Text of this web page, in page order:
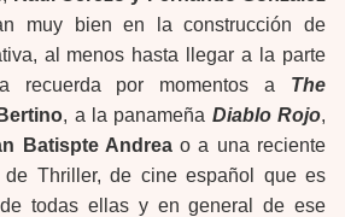
muy bien en la construcción de
al menos hasta llegar a la parte
recuerda por momentos a The
, a la panameña Diablo Rojo,
Batispte Andreao a una reciente
de Thriller, de cine español que es
todas ellas y en general de ese